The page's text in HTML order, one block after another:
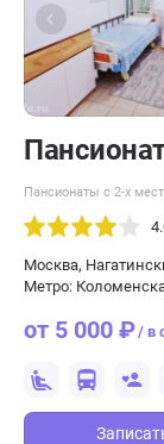
Пансионаты с 2-х
Москва,
Метро:
от 5 000 ₽/ в